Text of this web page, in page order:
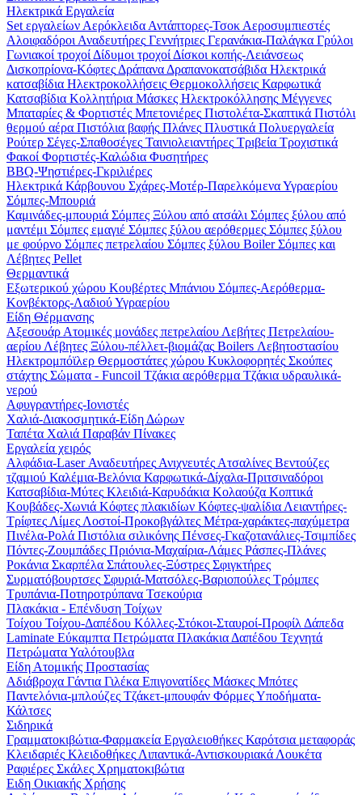
Ηλεκτρικά Εργαλεία
Set εργαλείων Αερόκλειδα Αντάπτορες-Τσοκ Αεροσυμπιεστές
Αλοιφαδόροι Αναδευτήρες Γεννήτριες Γερανάκια-Παλάγκα Γρύλοι
Γωνιακοί τροχοί Δίδυμοι τροχοί Δίσκοι κοπής-Λειάνσεως
Δισκοπρίονα-Κόφτες Δράπανα Δραπανοκατσάβιδα Ηλεκτρικά
κατσαβίδια Ηλεκτροκολλήσεις Θερμοκολλήσεις Καρφωτικά
Κατσαβίδια Κολλητήρια Μάσκες Ηλεκτροκόλλησης Μέγγενες
Μπαταρίες & Φορτιστές Μπετονιέρες Πιστολέτα-Σκαπτικά Πιστόλι
θερμού αέρα Πιστόλια βαφής Πλάνες Πλυστικά Πολυεργαλεία
Ρούτερ Σέγες-Σπαθοσέγες Ταινιολειαντήρες Τριβεία Τροχιστικά
Φακοί Φορτιστές-Καλώδια Φυσητήρες
BBQ-Ψηστιέρες-Γκριλιέρες
Ηλεκτρικά Κάρβουνου Σχάρες-Μοτέρ-ΠαρελκόμεναΥγραερίου
Σόμπες-Μπουριά
Καμινάδες-μπουριά Σόμπες Ξύλου από ατσάλι Σόμπες ξύλου από
μαντέμι Σόμπες εμαγιέ Σόμπες ξύλου αερόθερμες Σόμπες ξύλου
με φούρνο Σόμπες πετρελαίου Σόμπες ξύλου Boiler Σόμπες και
Λέβητες Pellet
Θερμαντικά
Εξωτερικού χώρου Κουβέρτες Μπάνιου Σόμπες-Αερόθερμα-
Κονβέκτορς-ΛαδιούΥγραερίου
Είδη Θέρμανσης
Αξεσουάρ Ατομικές μονάδες πετρελαίου Λεβήτες Πετρελαίου-
αερίου Λέβητες Ξύλου-πέλλετ-βιομάζας Boilers Λεβητοστασίου
Ηλεκτρομπόϊλερ Θερμοστάτες χώρου Κυκλοφορητές Σκούπες
στάχτης Σώματα - Funcoil Τζάκια αερόθερμα Τζάκια υδραυλικά-
νερού
Αφυγραντήρες-Ιονιστές
Χαλιά-Διακοσμητικά-Είδη Δώρων
Ταπέτα Χαλιά Παραβάν Πίνακες
Εργαλεία χειρός
Αλφάδια-Laser Αναδευτήρες Ανιχνευτές Ατσαλίνες Βεντούζες
τζαμιού Καλέμια-Βελόνια Καρφωτικά-Δίχαλα-Πριτσιναδόροι
Κατσαβίδια-Μύτες Κλειδιά-Καρυδάκια Κολαούζα Κοπτικά
Κουβάδες-Χωνιά Κόφτες πλακιδίων Κόφτες-ψαλίδια Λειαντήρες-
Τρίφτες Λίμες Λοστοί-Προκοβγάλτες Μέτρα-χαράκτες-παχύμετρα
Πινέλα-Ρολά Πιστόλια σιλικόνης Πένσες-Γκαζοτανάλιες-Τσιμπίδες
Πόντες-Ζουμπάδες Πριόνια-Μαχαίρια-Λάμες Ράσπες-Πλάνες
Ροκάνια Σκαρπέλα Σπάτουλες-Ξύστρες Σφιγκτήρες
Συρματόβουρτσες Σφυριά-Ματσόλες-Βαριοπούλες Τρόμπες
Τρυπάνια-Ποτηροτρύπανα Τσεκούρια
Πλακάκια - Επένδυση Τοίχων
Τοίχου Τοίχου-Δαπέδου Κόλλες-Στόκοι-Σταυροί-Προφίλ Δάπεδα
Laminate Εύκαμπτα Πετρώματα Πλακάκια Δαπέδου Τεχνητά
ΠετρώματαΥαλότουβλα
Είδη Ατομικής Προστασίας
Αδιάβροχα Γάντια Γιλέκα Επιγονατίδες Μάσκες Μπότες
Παντελόνια-μπλούζες Τζάκετ-μπουφάν ΦόρμεςΥποδήματα-
Κάλτσες
Σιδηρικά
Γραμματοκιβώτια-Φαρμακεία Εργαλειοθήκες Καρότσια μεταφοράς
Κλειδαριές Κλειδοθήκες Λιπαντικά-Αντισκουριακά Λουκέτα
Ραφιέρες Σκάλες Χρηματοκιβώτια
Ειδη Οικιακής Χρήσης